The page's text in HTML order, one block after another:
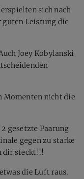
sich nach
guten Leistung die
Joey Kobylanski
Momenten nicht die
gesetzte Paarung
gegen zu starke
dir steckt!!!
die Luft raus.